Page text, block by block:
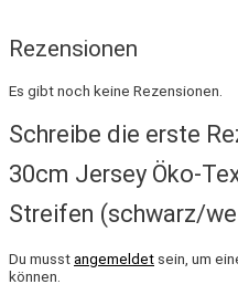
Rezensionen
Es gibt noch keine Rezensionen.
Schreibe die erste
30cm Jersey Öko-
Streifen (schwarz/
Du musstangemeldet sein, um
können.